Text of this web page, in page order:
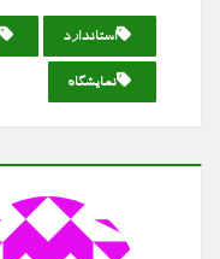
استاندارد
نمایشگاه